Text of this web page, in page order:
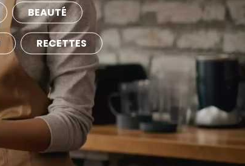
BEAUTÉ
RECETTES